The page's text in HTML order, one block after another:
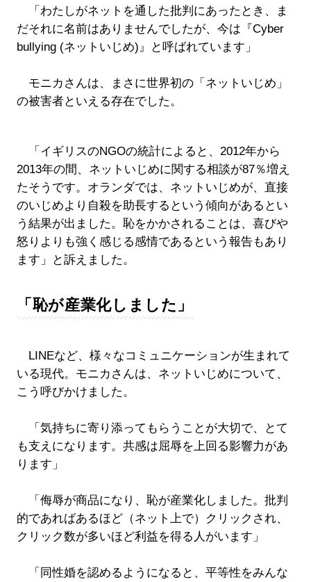
「わたしがネットを通した批判にあったとき、ま
だそれに名前はありませんでしたが、今は『Cyber
bullying (ネットいじめ)』と呼ばれています」
モニカさんは、まさに世界初の「ネットいじめ」
の被害者といえる存在でした。
「イギリスのNGOの統計によると、2012年から
2013年の間、ネットいじめに関する相談が87％増え
たそうです。オランダでは、ネットいじめが、直接
のいじめより自殺を助長するという傾向があるとい
う結果が出ました。恥をかかされることは、喜びや
怒りよりも強く感じる感情であるという報告もあり
ます」と訴えました。
「恥が産業化しました」
LINEなど、様々なコミュニケーションが生まれて
いる現代。モニカさんは、ネットいじめについて、
こう呼びかけました。
「気持ちに寄り添ってもらうことが大切で、とて
も支えになります。共感は屈辱を上回る影響力があ
ります」
「侮辱が商品になり、恥が産業化しました。批判
的であればあるほど（ネット上で）クリックされ、
クリック数が多いほど利益を得る人がいます」
「同性婚を認めるようになると、平等性をみんな